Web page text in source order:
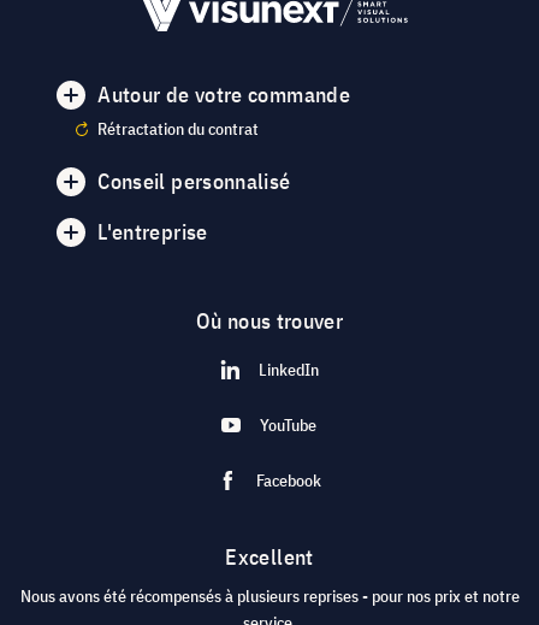
Autour de votre commande
Rétractation du contrat
Conseil personnalisé
L'entreprise
Où nous trouver
LinkedIn
YouTube
Facebook
Excellent
Nous avons été récompensés à plusieurs reprises - pour nos prix et notre